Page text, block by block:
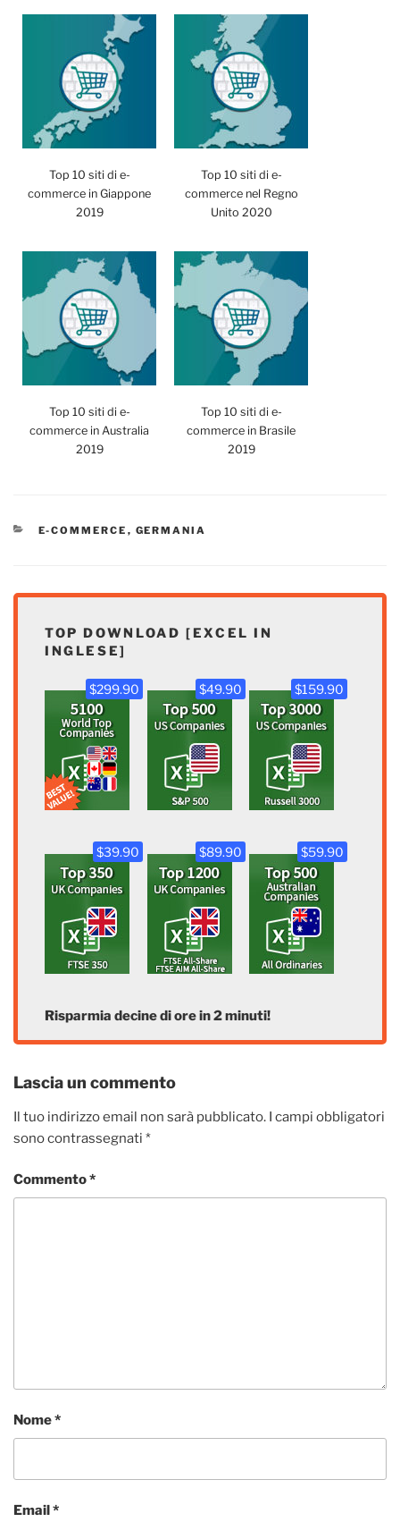
Top 10 siti di e-
commerce in Giappone
2019
Top 10 siti di e-
commerce nel Regno
Unito 2020
Top 10 siti di e-
commerce in Australia
2019
Top 10 siti di e-
commerce in Brasile
2019
CATEGORIE
E-COMMERCE , GERMANIA
TOP DOWNLOAD [EXCEL IN
INGLESE]
$299.90 $49.90 $159.90
$39.90 $89.90 $59.90
Risparmia decine di ore in 2 minuti!
Lascia un commento
Il tuo indirizzo email non sarà pubblicato. I campi obbligatori
sono contrassegnati *
Commento*
Nome*
Email*